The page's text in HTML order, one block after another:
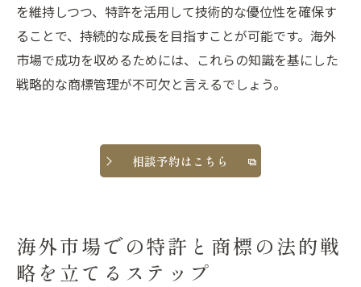
を維持しつつ、特許を活用して技術的な優位性を確保す
ることで、持続的な成長を目指すことが可能です。海外
市場で成功を収めるためには、これらの知識を基にした
戦略的な商標管理が不可欠と言えるでしょう。
相談予約はこちら
海外市場での特許と商標の法的戦
略を立てるステップ